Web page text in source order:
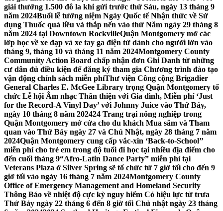
giải thưởng 1.500 đô la khi gửi trước thứ Sáu, ngày 13 tháng 9
năm 2024Buổi lễ tưởng niệm Ngày Quốc tế Nhận thức về Sử
dụng Thuốc quá liều và thắp nến vào thứ Năm ngày 29 tháng 8
năm 2024 tại Downtown RockvilleQuận Montgomery mở các
lớp học về xe đạp và xe tay ga điện tử dành cho người lớn vào
tháng 9, tháng 10 và tháng 11 năm 2024Montgomery County
Community Action Board chấp nhận đơn Ghi Danh từ những
cư dân đủ điều kiện để đăng ký tham gia Chương trình đào tạo
vận động chính sách miễn phíThư viện Công cộng Brigadier
General Charles E. McGee Library trọng Quận Montgomery tổ
chức Lễ hội Âm nhạc Thân thiện với Gia đình, Miễn phí ‘Just
for the Record-A Vinyl Day’ với Johnny Juice vào Thứ Bảy,
ngày 10 tháng 8 năm 202424 Trang trại nông nghiệp trong
Quận Montgomery mở cửa cho du khách Mua sắm và Tham
quan vào Thứ Bảy ngày 27 và Chủ Nhật, ngày 28 tháng 7 năm
2024Quận Montgomery cung cấp vắc-xin ‘Back-to-School’’
miễn phí cho trẻ em trong độ tuổi đi học tại nhiều địa điểm cho
đến cuối tháng 9“Afro-Latin Dance Party” miễn phí tại
Veterans Plaza ở Silver Spring sẽ tổ chức từ 7 giờ tối cho đến 9
giờ tối vào ngày 16 tháng 7 năm 2024Montgomery County
Office of Emergency Management and Homeland Security
Thông Báo về nhiệt độ cực kỳ nguy hiểm Có hiệu lực từ trưa
Thứ Bảy ngày 22 tháng 6 đến 8 giờ tối Chủ nhật ngày 23 tháng